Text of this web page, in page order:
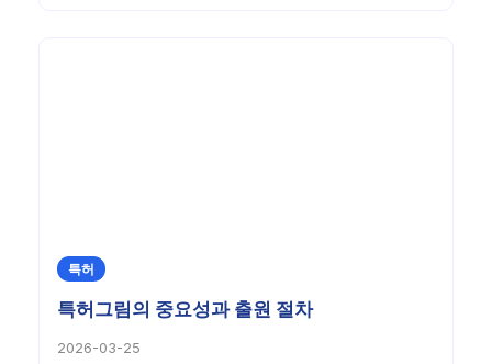
특허
특허그림의 중요성과 출원 절차
2026-03-25